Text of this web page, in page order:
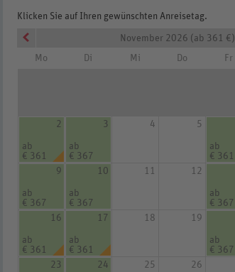
Klicken Sie auf Ihren gewünschten Anreisetag.
November 2026 (ab 361 €)
Mo
Di Mi Do Fr
2
ab
€ 361
3
ab
€ 367
4 5
ab
€ 361
9
ab
€ 367
10
ab
€ 367
11 12
ab
€ 367
16
ab
€ 361
17
ab
€ 361
18 19
ab
€ 367
23 24 25 26